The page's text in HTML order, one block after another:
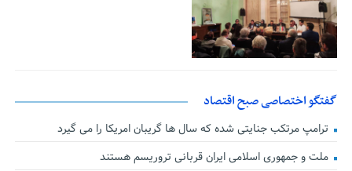
گفتگو اختصاصی صبح اقتصاد
ترامپ مرتکب جنایتی شده که سال ها گریبان امریکا را می گیرد
ملت و جمهوری اسلامی ایران قربانی تروریسم هستند